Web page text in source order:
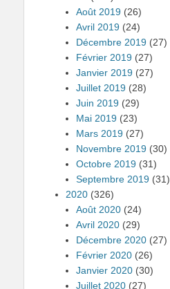
Août 2019 (26)
Avril 2019 (24)
Décembre 2019 (27)
Février 2019 (27)
Janvier 2019 (27)
Juillet 2019 (28)
Juin 2019 (29)
Mai 2019 (23)
Mars 2019 (27)
Novembre 2019 (30)
Octobre 2019 (31)
Septembre 2019 (31)
2020 (326)
Août 2020 (24)
Avril 2020 (29)
Décembre 2020 (27)
Février 2020 (26)
Janvier 2020 (30)
Juillet 2020 (27)